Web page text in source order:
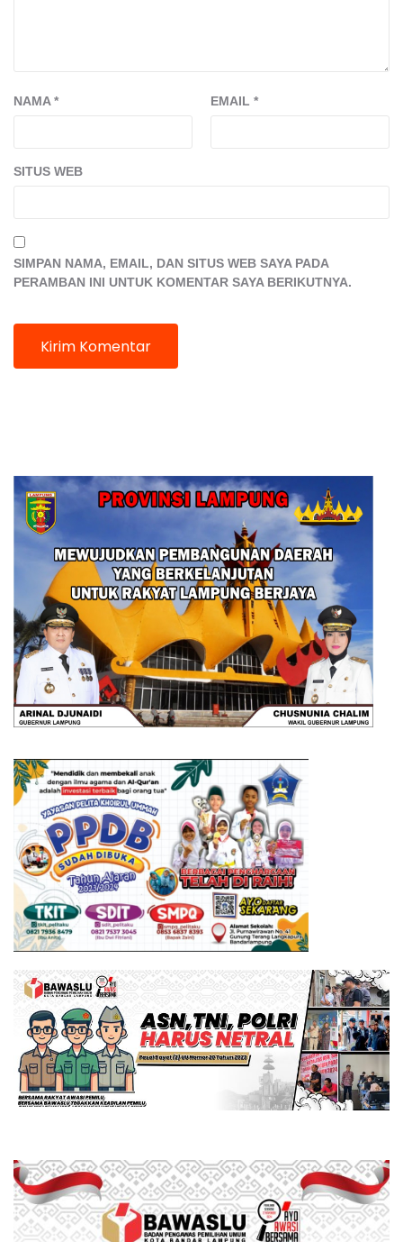
NAMA* EMAIL *
SITUS WEB
SIMPAN NAMA, EMAIL, DAN SITUS WEB SAYA PADA
PERAMBAN INI UNTUK KOMENTAR SAYA BERIKUTNYA.